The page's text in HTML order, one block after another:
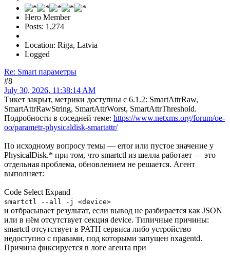
Hero Member
Posts: 1,274
Location: Riga, Latvia
Logged
Re: Smart параметры
#8
July 30, 2026, 11:38:14 AM
Тикет закрыт, метрики доступны с 6.1.2: SmartAttrRaw,
SmartAttrRawString, SmartAttrWorst, SmartAttrThreshold.
Подробности в соседней теме: https://www.netxms.org/forum/oe-
oo/parametr-physicaldisk-smartattr/
По исходному вопросу темы — error или пустое значение у
PhysicalDisk.* при том, что smartctl из шелла работает — это
отдельная проблема, обновлением не решается. Агент
выполняет:
Code Select Expand
smartctl --all -j <device>
и отбрасывает результат, если вывод не разбирается как JSON
или в нём отсутствует секция device. Типичные причины:
smartctl отсутствует в PATH сервиса либо устройство
недоступно с правами, под которыми запущен nxagentd.
Причина фиксируется в логе агента при